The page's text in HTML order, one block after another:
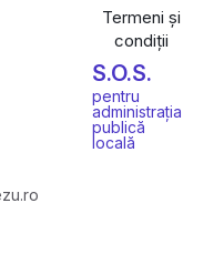
Termeni și
condiții
S.O.S.
pentru
administrația
publică
locală